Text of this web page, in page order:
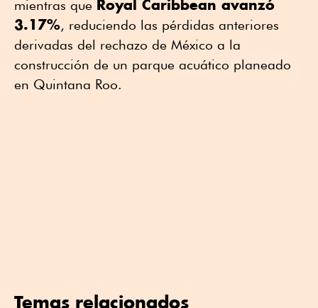
mientras que Royal Caribbean avanzó
3.17%, reduciendo las pérdidas anteriores
derivadas del rechazo de México a la
construcción de un parque acuático planeado
en Quintana Roo.
Temas relacionados